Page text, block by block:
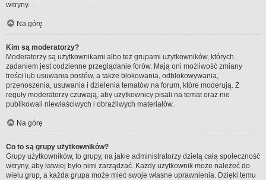
witryny.
Na górę
Kim są moderatorzy?
Moderatorzy są użytkownikami albo też grupami użytkowników, których
zadaniem jest codzienne przeglądanie forów. Mają oni możliwość zmiany
treści lub usuwania postów, a także blokowania, odblokowywania,
przenoszenia, usuwania i dzielenia tematów na forum, które moderują. Z
reguły moderatorzy czuwają, aby użytkownicy pisali na temat oraz nie
publikowali niewłaściwych i obraźliwych materiałów.
Na górę
Co to są grupy użytkowników?
Grupy użytkowników, to grupy, na jakie administratorzy dzielą całą społeczność
witryny, aby łatwiej było nimi zarządzać. Każdy użytkownik może należeć do
wielu grup, a każda grupa może mieć swoje własne uprawnienia. Dzięki temu